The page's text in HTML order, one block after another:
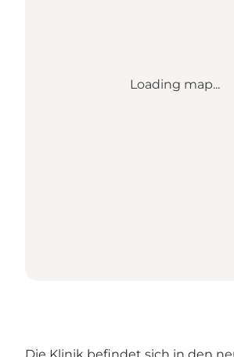
Loading map...